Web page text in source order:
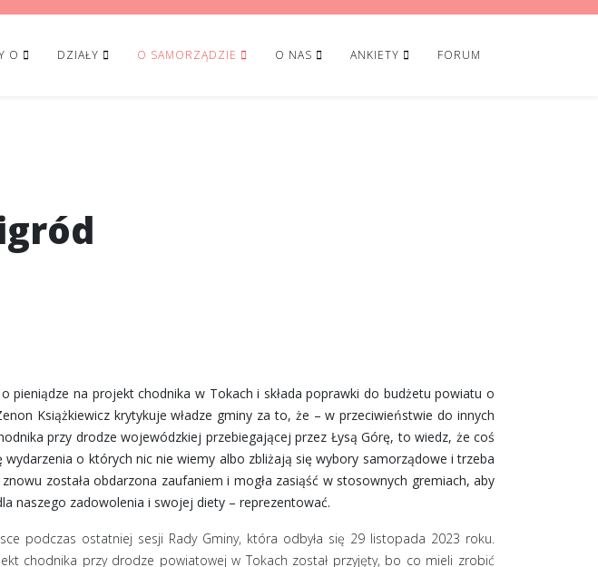
O DZIAŁY O SAMORZĄDZIE O NAS ANKIETY FORUM
pieniądze na projekt chodnika w Tokach i składa poprawki do budżetu powiatu o
Książkiewicz krytykuje władze gminy za to, że – w przeciwieństwie do innych
przy drodze wojewódzkiej przebiegającej przez Łysą Górę, to wiedz, że coś
wydarzenia o których nic nie wiemy albo zbliżają się wybory samorządowe i trzeba
została obdarzona zaufaniem i mogła zasiąść w stosownych gremiach, aby
naszego zadowolenia i swojej diety – reprezentować.
podczas ostatniej sesji Rady Gminy, która odbyła się 29 listopada 2023 roku.
chodnika przy drodze powiatowej w Tokach został przyjęty, bo co mieli zrobić